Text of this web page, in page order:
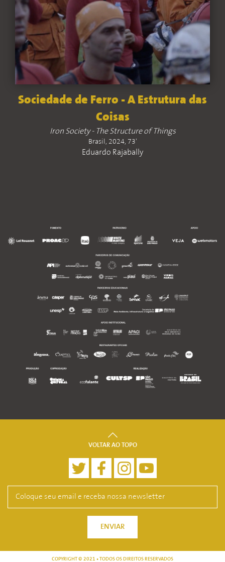
Sociedade de Ferro - A Estrutura das
Coisas
Iron Society - The Structure of Things
Brasil, 2024, 73'
Eduardo Rajabally
VOLTAR AO TOPO
ENVIAR
COPYRIGHT © 2021 • TODOS OS DIREITOS RESERVADOS